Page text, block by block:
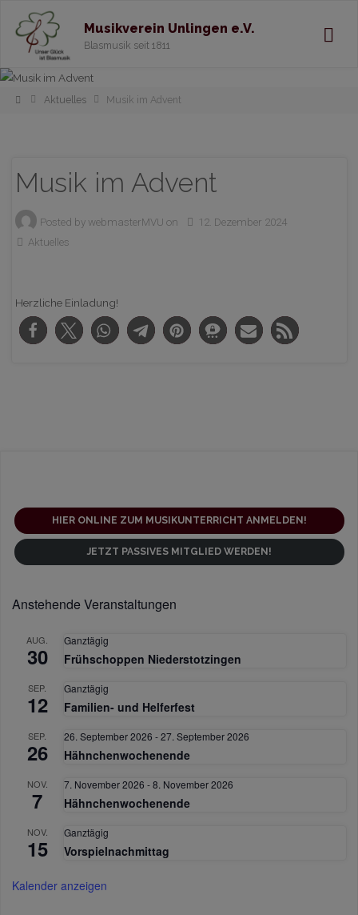
Musikverein Unlingen e.V.
Blasmusik seit 1811
HomeAktuelles Musik im Advent
Musik im Advent
Posted by webmasterMVU on
12. Dezember 2024
Aktuelles
Herzliche Einladung!
HIER ONLINE ZUM MUSIKUNTERRICHT ANMELDEN!
JETZT PASSIVES MITGLIED WERDEN!
Anstehende Veranstaltungen
AUG.
30
Ganztägig
Frühschoppen Niederstotzingen
SEP.
12
Ganztägig
Familien- und Helferfest
SEP.
26
26. September 2026 -27. September 2026
Hähnchenwochenende
NOV.
7
7. November 2026 -8. November 2026
Hähnchenwochenende
NOV.
15
Ganztägig
Vorspielnachmittag
Kalender anzeigen